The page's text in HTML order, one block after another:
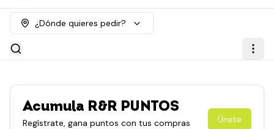
¿Dónde quieres pedir?
Acumula R&R PUNTOS
Regístrate, gana puntos con tus compras
Únete